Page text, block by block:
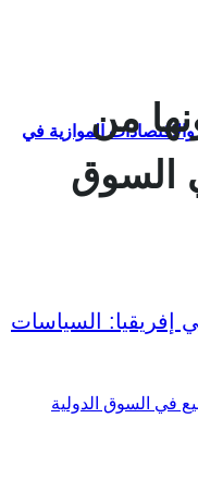
الموازية فيمن
السوق